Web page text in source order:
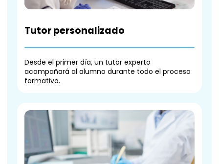
Tutor personalizado
Desde el primer día, un tutor experto
acompañará al alumno durante todo el proceso
formativo.